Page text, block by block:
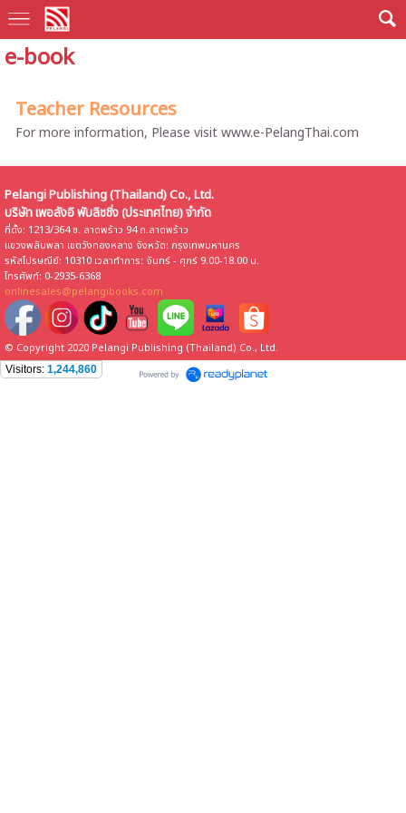
e-book
Teacher Resources
For more information, Please visit www.e-PelangThai.com
Pelangi Publishing (Thailand) Co., Ltd.
บริษัท เพอลังอิ พับลิชชิ่ง (ประเทศไทย) จำกัด
ที่ตั้ง: 1213/364 ซ. ลาดพร้าว 94 ถ.ลาดพร้าว
แขวงพลับพลา เขตวังทองหลาง จังหวัด: กรุงเทพมหานคร
รหัสไปรษณีย์: 10310 เวลาทำการ: จันทร์ - ศุกร์ 9.00-18.00 น.
โทรศัพท์: 0-2935-6368
onlinesales@pelangibooks.com
© Copyright 2020 Pelangi Publishing (Thailand) Co., Ltd.
Visitors: 1,244,860